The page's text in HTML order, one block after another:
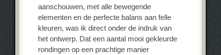
aanschouwen, met alle bewegende
elementen en de perfecte balans aan felle
kleuren, was ik direct onder de indruk van
het ontwerp. Dat een aantal mooi gekleurde
rondingen op een prachtige manier